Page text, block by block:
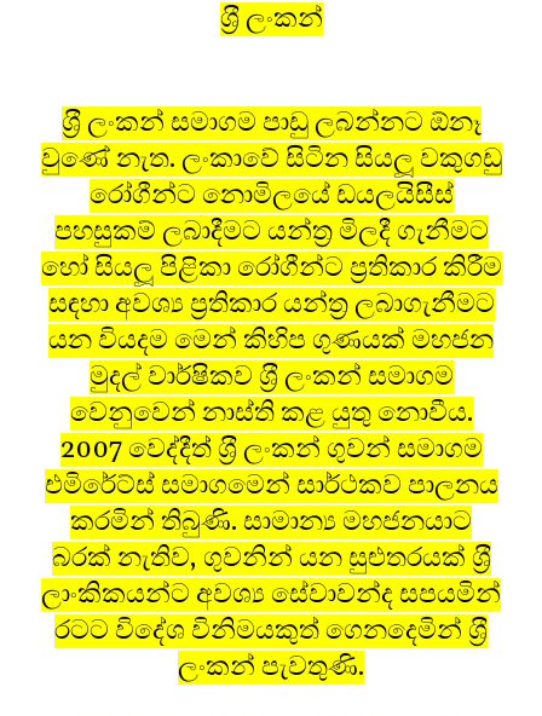
ශ‍්‍රී ලංකන්
ශ‍්‍රී ලංකන් සමාගම පාඩු ලබන්නට ඕනෑ
වුණේ නැත. ලංකාවේ සිටින සියලූ වකුගඩු
රෝගීන්ට නොමිලයේ ඩයලයිසීස්
පහසුකම් ලබාදීමට යන්ත‍්‍ර මිලදී ගැනීමට
හෝ සියලූ පිළිකා රෝගීන්ට ප‍්‍රතිකාර කිරීම
සඳහා අවශ්‍ය ප‍්‍රතිකාර යන්ත‍්‍ර ලබාගැනීමට
යන වියදම මෙන් කිහිප ගුණයක් මහජන
මුදල් වාර්ෂිකව ශ‍්‍රී ලංකන් සමාගම
වෙනුවෙන් නාස්ති කළ යුතු නොවීය.
2007 වෙද්දීත් ශ‍්‍රී ලංකන් ගුවන් සමාගම
එමිරේට්ස් සමාගමෙන් සාර්ථකව පාලනය
කරමින් තිබුණි. සාමාන්‍ය මහජනයාට
බරක් නැතිව, ගුවනින් යන සුළුතරයක් ශ‍්‍රී
ලාංකිකයන්ට අවශ්‍ය සේවාවන්ද සපයමින්
රටට විදේශ විනිමයකුත් ගෙනදෙමින් ශ‍්‍රී
ලංකන් පැවතුණි.